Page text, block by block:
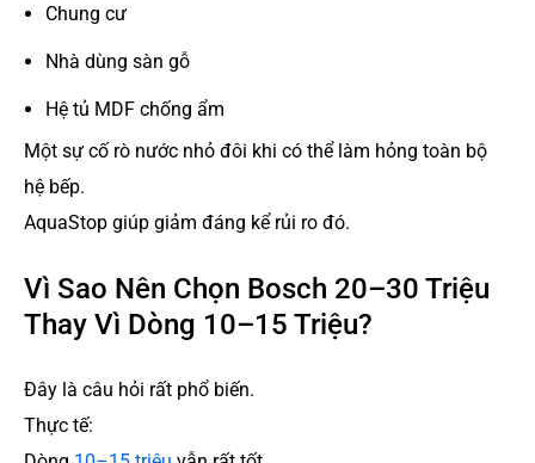
Chung cư
Nhà dùng sàn gỗ
Hệ tủ MDF chống ẩm
Một sự cố rò nước nhỏ đôi khi có thể làm hỏng toàn bộ
hệ bếp.
AquaStop giúp giảm đáng kể rủi ro đó.
Vì Sao Nên Chọn Bosch 20–30 Triệu
Thay Vì Dòng 10–15 Triệu?
Đây là câu hỏi rất phổ biến.
Thực tế: